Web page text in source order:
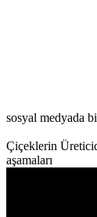
sosyal medyada
Çiçeklerin
aşamaları